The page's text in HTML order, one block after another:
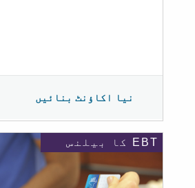
نیا اکاؤنٹ بنائیں
EBT کا بیلنس